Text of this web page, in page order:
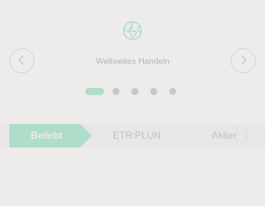
Weltweites Handeln
Beliebt ETR:PLUN Aktien im